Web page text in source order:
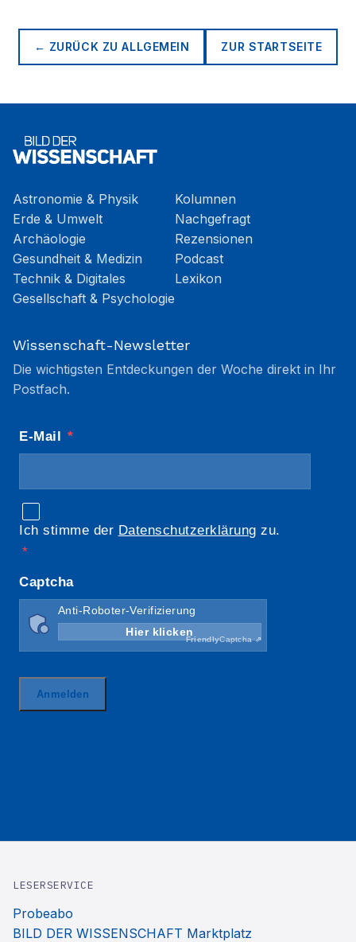
← ZURÜCK ZUALLGEMEIN ZUR STARTSEITE
Astronomie & Physik
Erde & Umwelt
Archäologie
Gesundheit & Medizin
Technik & Digitales
Gesellschaft & Psychologie
Kolumnen
Nachgefragt
Rezensionen
Podcast
Lexikon
Wissenschaft-Newsletter
Die wichtigsten Entdeckungen der Woche direkt in Ihr
Postfach.
LESERSERVICE
Probeabo
BILD DER WISSENSCHAFT Marktplatz